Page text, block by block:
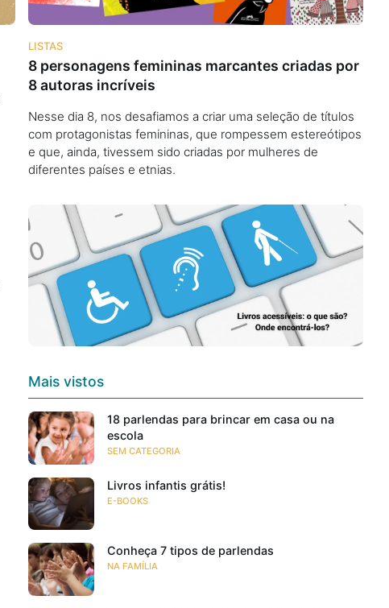
LISTAS
8 personagens femininas marcantes criadas por
8 autoras incríveis
Nesse dia 8, nos desafiamos a criar uma seleção de títulos
com protagonistas femininas, que rompessem estereótipos
e que, ainda, tivessem sido criadas por mulheres de
diferentes países e etnias.
Mais vistos
18 parlendas para brincar em casa ou na
escola
SEM CATEGORIA
Livros infantis grátis!
E-BOOKS
Conheça 7 tipos de parlendas
NA FAMÍLIA